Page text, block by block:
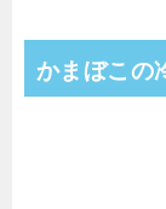
かまぼこの